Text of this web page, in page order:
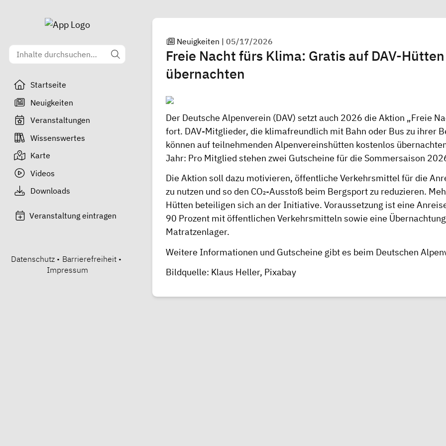
Startseite
Neuigkeiten
Veranstaltungen
Wissenswertes
Karte
Videos
Downloads
Veranstaltung eintragen
Datenschutz • Barrierefreiheit •
Impressum
Neuigkeiten |05/17/2026
Freie Nacht fürs Klima: Gratis auf DAV-Hütten
übernachten
Der Deutsche Alpenverein (DAV) setzt auch 2026 die Aktion „Freie
fort. DAV-Mitglieder, die klimafreundlich mit Bahn oder Bus zu ihrer
können auf teilnehmenden Alpenvereinshütten kostenlos
Jahr: Pro Mitglied stehen zwei Gutscheine für die Sommersaison
Die Aktion soll dazu motivieren, öffentliche Verkehrsmittel für die
zu nutzen und so den CO₂-Ausstoß beim Bergsport zu reduzieren.
Hütten beteiligen sich an der Initiative. Voraussetzung ist eine
90 Prozent mit öffentlichen Verkehrsmitteln sowie eine
Matratzenlager.
Weitere Informationen und Gutscheine gibt es beim Deutschen
Bildquelle: Klaus Heller, Pixabay